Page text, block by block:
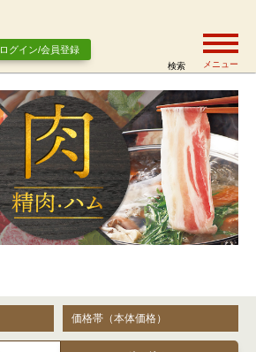
ログイン/会員登録
検索 メニュー
価格帯（本体価格）